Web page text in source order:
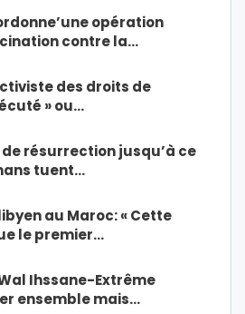
opération
contre la…
des droits de
» ou…
de résurrection jusqu’à ce
tuent…
au Maroc: « Cette
le premier…
Ihssane-Extrême
ensemble mais…